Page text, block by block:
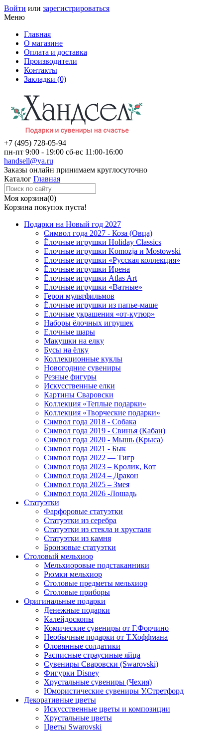
Войти или зарегистрироваться
Меню
Главная
О магазине
Оплата и доставка
Производители
Контакты
Закладки (0)
+7 (495) 728-05-94
пн-пт 9:00 - 19:00 сб-вс 11:00-16:00
handsell@ya.ru
Заказы онлайн принимаем круглосуточно
Каталог Главная
Моя корзина(0)
Корзина покупок пуста!
Подарки на Новый год 2027
Символ года 2027 - Коза (Овца)
Ёлочные игрушки Holiday Classics
Елочные игрушки Komozja и Mostowski
Елочные игрушки «Русская коллекция»
Ёлочные игрушки Ирена
Ёлочные игрушки Atlas Art
Елочные игрушки «Ватные»
Герои мультфильмов
Ёлочные игрушки из папье-маше
Елочные украшения «от-кутюр»
Наборы ёлочных игрушек
Елочные шары
Макушки на елку
Бусы на ёлку
Коллекционные куклы
Новогодние сувениры
Резные фигуры
Искусственные елки
Картины Сваровски
Коллекция «Теплые подарки»
Коллекция «Творческие подарки»
Символ года 2018 - Собака
Символ года 2019 - Свинья (Кабан)
Символ года 2020 - Мышь (Крыса)
Символ года 2021 - Бык
Символ года 2022 — Тигр
Символ года 2023 – Кролик, Кот
Символ года 2024 – Дракон
Символ года 2025 – Змея
Символ года 2026 -Лошадь
Статуэтки
Фарфоровые статуэтки
Статуэтки из серебра
Статуэтки из стекла и хрусталя
Статуэтки из камня
Бронзовые статуэтки
Столовый мельхиор
Мельхиоровые подстаканники
Рюмки мельхиор
Столовые предметы мельхиор
Столовые приборы
Оригинальные подарки
Денежные подарки
Калейдоскопы
Комические сувениры от Г.Форчино
Необычные подарки от Т.Хоффмана
Оловянные солдатики
Расписные страусиные яйца
Сувениры Сваровски (Swarovski)
Фигурки Disney
Хрустальные сувениры (Чехия)
Юмористические сувениры У.Стретфорд
Декоративные цветы
Искусственные цветы и композиции
Хрустальные цветы
Цветы Swarovski